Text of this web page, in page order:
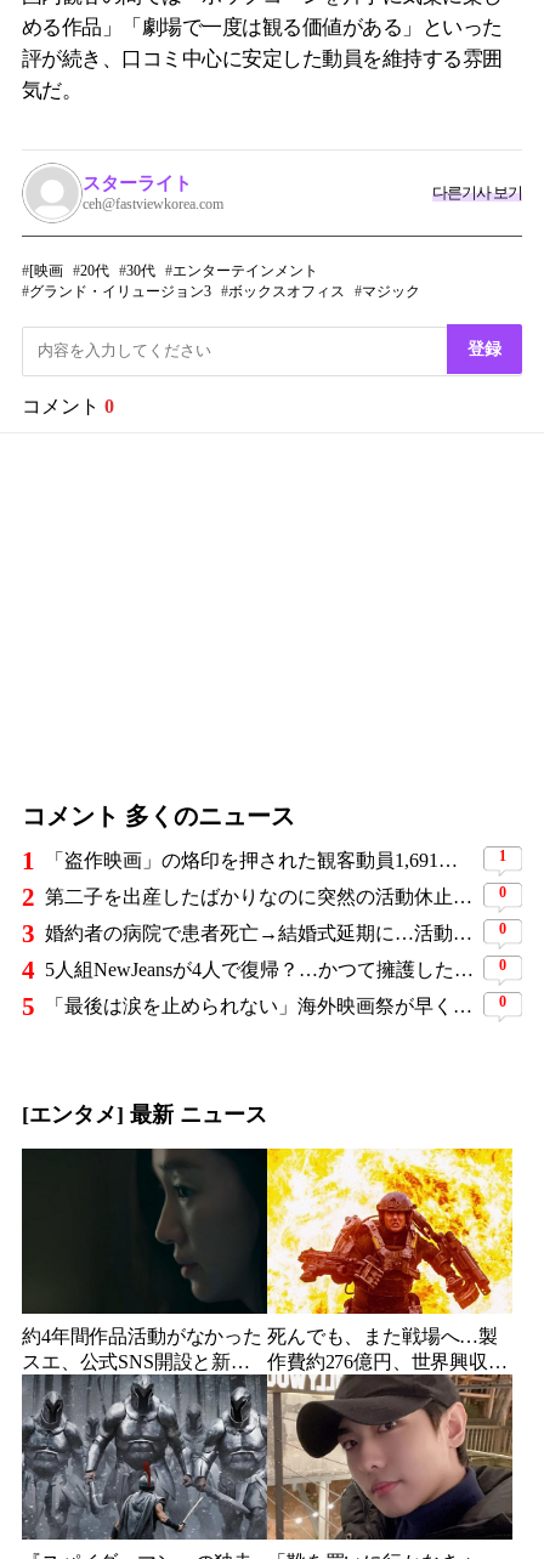
める作品」「劇場で一度は観る価値がある」といった
評が続き、口コミ中心に安定した動員を維持する雰囲
気だ。
スターライト
ceh@fastviewkorea.com
다른기사 보기
[映画 20代 30代
エンターテインメント
グランド・イリュージョン3
ボックスオフィス マジック
登録
コメント 0
コメント 多くのニュース
1 「盗作映画」の烙印を押された観客動員1,691万人の大ヒット作、裁判所の判断ですべてが覆った 1
2 第二子を出産したばかりなのに突然の活動休止…人気YouTuber三姉妹が同時期に姿を消し、ファンから心配の声 0
3 婚約者の病院で患者死亡→結婚式延期に…活動休止を経た元人気アイドルが3年ぶり復帰 0
4 5人組NewJeansが4人で復帰？…かつて擁護した著名デザイナーが一転「ダサすぎる」と猛批判 0
5 「最後は涙を止められない」海外映画祭が早くも絶賛…8年前に消えた末娘のため、4人の母娘が復讐に挑む『慶州紀行』 0
[エンタメ] 最新 ニュース
約4年間作品活動がなかった
スエ、公式SNS開設と新ビ
ジュアル公開で復帰説が急
浮上
死んでも、また戦場へ…製
作費約276億円、世界興収
584億円のSF大作『オール・
ユー・ニード・イズ・キ
ル』がついに配信